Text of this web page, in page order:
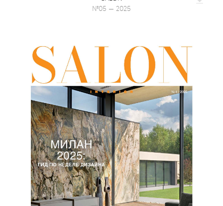
№05 — 2025